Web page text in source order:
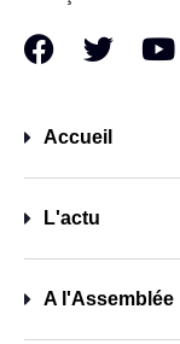
Accueil
L'actu
A l'Assemblée